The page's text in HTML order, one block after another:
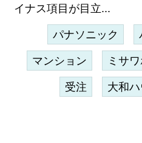
イナス項目が目立...
パナソニック
マンション ミサ
受注 大和